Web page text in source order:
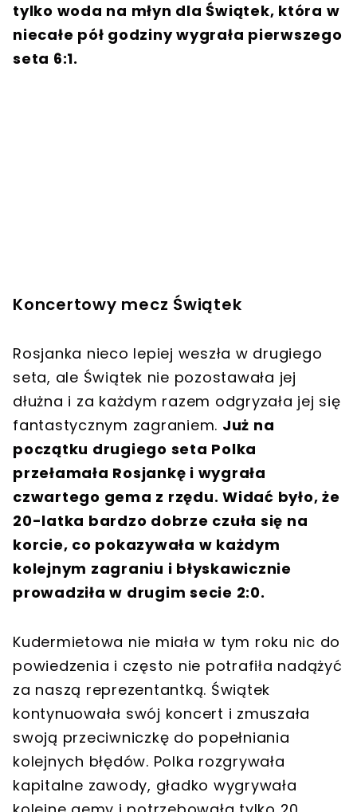
tylko woda na młyn dla Świątek, która w
niecałe pół godziny wygrała pierwszego
seta 6:1.
Koncertowy mecz Świątek
Rosjanka nieco lepiej weszła w drugiego
seta, ale Świątek nie pozostawała jej
dłużna i za każdym razem odgryzała jej się
fantastycznym zagraniem. Już na
początku drugiego seta Polka
przełamała Rosjankę i wygrała
czwartego gema z rzędu. Widać było, że
20-latka bardzo dobrze czuła się na
korcie, co pokazywała w każdym
kolejnym zagraniu i błyskawicznie
prowadziła w drugim secie 2:0.
Kudermietowa nie miała w tym roku nic do
powiedzenia i często nie potrafiła nadążyć
za naszą reprezentantką. Świątek
kontynuowała swój koncert i zmuszała
swoją przeciwniczkę do popełniania
kolejnych błędów. Polka rozgrywała
kapitalne zawody, gładko wygrywała